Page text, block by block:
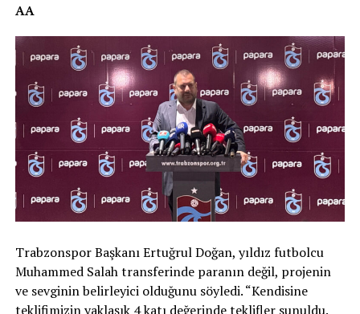
AA
Trabzonspor Başkanı Ertuğrul Doğan, yıldız futbolcu
Muhammed Salah transferinde paranın değil, projenin
ve sevginin belirleyici olduğunu söyledi. “Kendisine
teklifimizin yaklaşık 4 katı değerinde teklifler sunuldu.